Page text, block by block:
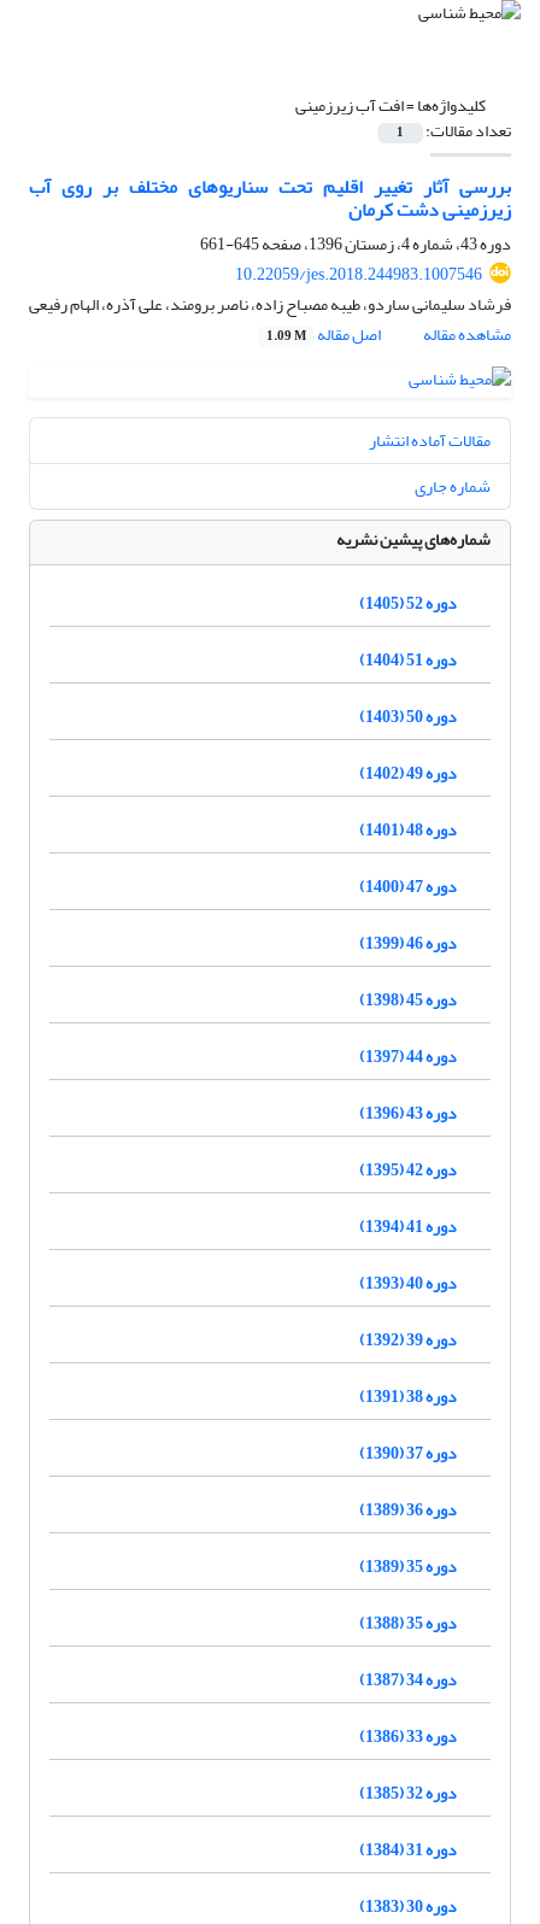
کلیدواژه‌ها =افت آب زیرزمینی
تعداد مقالات: 1
بررسی آثار تغییر اقلیم تحت سناریوهای مختلف بر روی آب
زیرزمینی دشت کرمان
دوره 43، شماره 4، زمستان 1396، صفحه
645-661
10.22059/jes.2018.244983.1007546
فرشاد سلیمانی ساردو، طیبه مصباح زاده، ناصر برومند، علی آذره، الهام رفیعی
مشاهده مقاله
اصل مقاله 1.09 M
مقالات آماده انتشار
شماره جاری
شماره‌های پیشین نشریه
دوره 52 (1405)
دوره 51 (1404)
دوره 50 (1403)
دوره 49 (1402)
دوره 48 (1401)
دوره 47 (1400)
دوره 46 (1399)
دوره 45 (1398)
دوره 44 (1397)
دوره 43 (1396)
دوره 42 (1395)
دوره 41 (1394)
دوره 40 (1393)
دوره 39 (1392)
دوره 38 (1391)
دوره 37 (1390)
دوره 36 (1389)
دوره 35 (1389)
دوره 35 (1388)
دوره 34 (1387)
دوره 33 (1386)
دوره 32 (1385)
دوره 31 (1384)
دوره 30 (1383)